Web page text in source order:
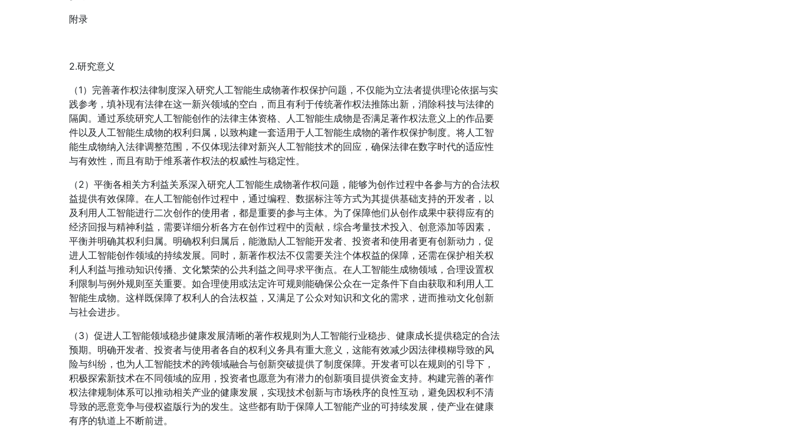
附录
2.研究意义
（1）完善著作权法律制度深入研究人工智能生成物著作权保护问题，不仅能为立法者提供理论依据与实
践参考，填补现有法律在这一新兴领域的空白，而且有利于传统著作权法推陈出新，消除科技与法律的
隔阂。通过系统研究人工智能创作的法律主体资格、人工智能生成物是否满足著作权法意义上的作品要
件以及人工智能生成物的权利归属，以致构建一套适用于人工智能生成物的著作权保护制度。将人工智
能生成物纳入法律调整范围，不仅体现法律对新兴人工智能技术的回应，确保法律在数字时代的适应性
与有效性，而且有助于维系著作权法的权威性与稳定性。
（2）平衡各相关方利益关系深入研究人工智能生成物著作权问题，能够为创作过程中各参与方的合法权
益提供有效保障。在人工智能创作过程中，通过编程、数据标注等方式为其提供基础支持的开发者，以
及利用人工智能进行二次创作的使用者，都是重要的参与主体。为了保障他们从创作成果中获得应有的
经济回报与精神利益，需要详细分析各方在创作过程中的贡献，综合考量技术投入、创意添加等因素，
平衡并明确其权利归属。明确权利归属后，能激励人工智能开发者、投资者和使用者更有创新动力，促
进人工智能创作领域的持续发展。同时，新著作权法不仅需要关注个体权益的保障，还需在保护相关权
利人利益与推动知识传播、文化繁荣的公共利益之间寻求平衡点。在人工智能生成物领域，合理设置权
利限制与例外规则至关重要。如合理使用或法定许可规则能确保公众在一定条件下自由获取和利用人工
智能生成物。这样既保障了权利人的合法权益，又满足了公众对知识和文化的需求，进而推动文化创新
与社会进步。
（3）促进人工智能领域稳步健康发展清晰的著作权规则为人工智能行业稳步、健康成长提供稳定的合法
预期。明确开发者、投资者与使用者各自的权利义务具有重大意义，这能有效减少因法律模糊导致的风
险与纠纷，也为人工智能技术的跨领域融合与创新突破提供了制度保障。开发者可以在规则的引导下，
积极探索新技术在不同领域的应用，投资者也愿意为有潜力的创新项目提供资金支持。构建完善的著作
权法律规制体系可以推动相关产业的健康发展，实现技术创新与市场秩序的良性互动，避免因权利不清
导致的恶意竞争与侵权盗版行为的发生。这些都有助于保障人工智能产业的可持续发展，使产业在健康
有序的轨道上不断前进。